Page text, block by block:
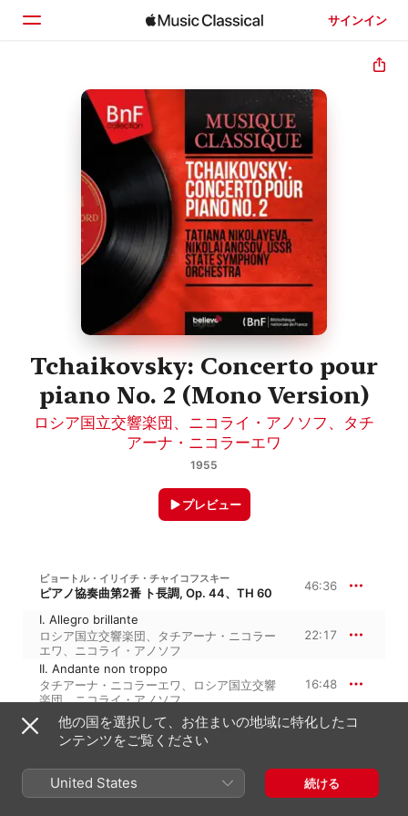
サインイン
ホーム
見つける
検索
Tchaikovsky: Concerto pour
piano No. 2 (Mono Version)
ロシア国立交響楽団 、 ニコライ・アノソフ 、 タチ
アーナ・ニコラーエワ
1955
プレビュー
ピョートル・イリイチ・チャイコフスキー
ピアノ協奏曲第2番 ト長調, Op. 44、TH 60 46:36
I. Allegro brillante
ロシア国立交響楽団、
タチアーナ・ニコラー
エワ、 ニコライ・アノソフ
22:17
II. Andante non troppo
タチアーナ・ニコラーエワ、
ロシア国立交響
楽団、ニコライ・アノソフ
16:48
III. Allegro con fuoco
タチアーナ・ニコラーエワ、 ロシア国立交響
楽団、 ニコライ・アノソフ
7:31
他の国を選択して、お住まいの地域に特化したコ
ンテンツをご覧ください
United States 続ける